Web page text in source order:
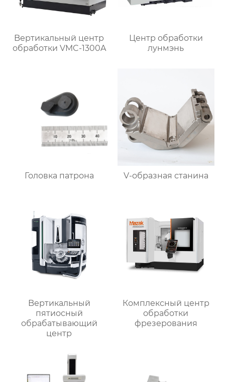
Bертикальный центр
обработки VMC-1300A
Центр обработки
лунмэнь
Головка патрона V-образная станина
Bертикальный
пятиосный
обрабатывающий
центр
Комплексный центр
обработки
фрезерования